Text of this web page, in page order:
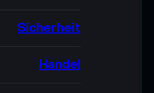
Sicherheit
Handel